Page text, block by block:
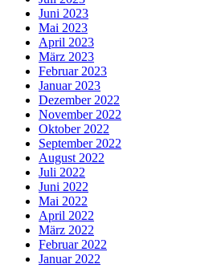
Juni 2023
Mai 2023
April 2023
März 2023
Februar 2023
Januar 2023
Dezember 2022
November 2022
Oktober 2022
September 2022
August 2022
Juli 2022
Juni 2022
Mai 2022
April 2022
März 2022
Februar 2022
Januar 2022